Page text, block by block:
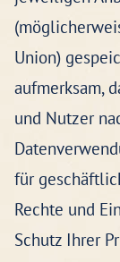
Union)
aufmerksam,
und Nutzer
für
Rechte und
Schutz Ihrer